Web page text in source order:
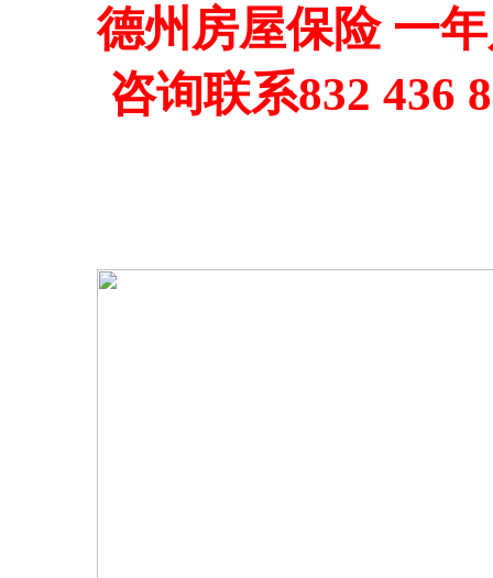
德州房屋保险 一
咨询联系832 436